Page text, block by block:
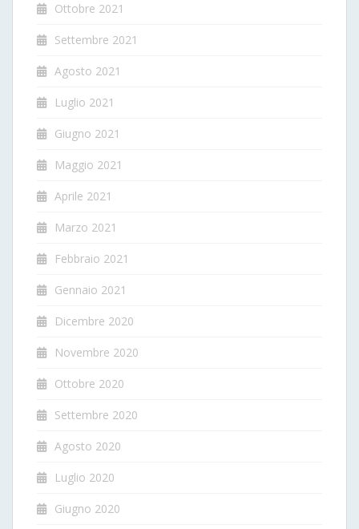
Ottobre 2021
Settembre 2021
Agosto 2021
Luglio 2021
Giugno 2021
Maggio 2021
Aprile 2021
Marzo 2021
Febbraio 2021
Gennaio 2021
Dicembre 2020
Novembre 2020
Ottobre 2020
Settembre 2020
Agosto 2020
Luglio 2020
Giugno 2020